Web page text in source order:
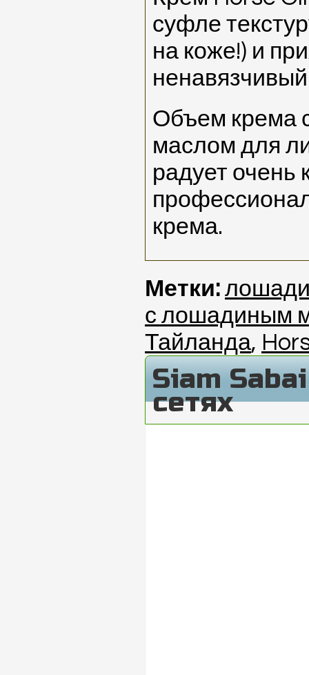
суфле
на коже!) и
Объем крема
маслом для
радует очень
крема.
Метки:
с лошадиным
Тайланда,
Siam
сетях